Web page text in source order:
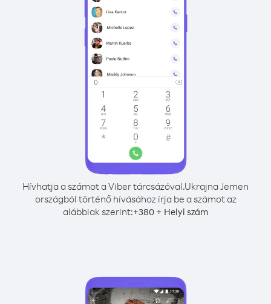
Hívhatja a számot a Viber tárcsázóval.Ukrajna Jemen
országból történő hívásához írja be a számot az
alábbiak szerint:+380 + Helyi szám